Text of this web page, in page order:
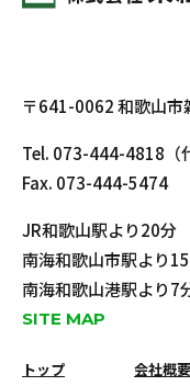
〒641-0062 和歌山市
Tel. 073-444-4818 （
Fax. 073-444-5474
JR和歌山駅より20分
南海和歌山市駅より
南海和歌山港駅より7
SITE MAP
トップ 会社概要